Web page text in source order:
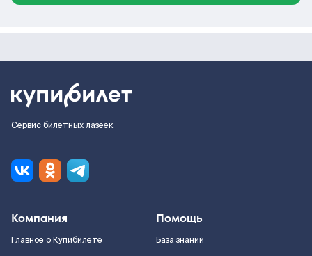
Сервис билетных лазеек
Компания
Главное о Купибилете
Помощь
База знаний